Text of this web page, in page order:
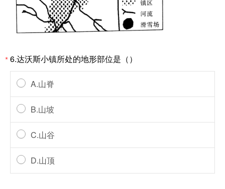
*6.达沃斯小镇所处的地形部位是（）
A.山脊
B.山坡
C.山谷
D.山顶